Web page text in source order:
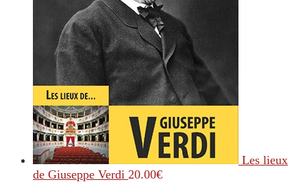
Les lieux
de Giuseppe Verdi 20.00€